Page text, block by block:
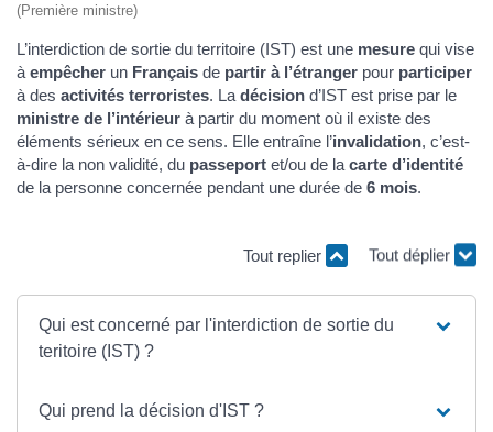
(Première ministre)
L’interdiction de sortie du territoire (IST) est une mesure qui vise
à empêcher un Français de partir à l’étranger pour participer
à des activités terroristes. La décision d’IST est prise par le
ministre de l’intérieur à partir du moment où il existe des
éléments sérieux en ce sens. Elle entraîne l’invalidation, c’est-
à-dire la non validité, du passeport et/ou de la carte d’identité
de la personne concernée pendant une durée de 6 mois.
Tout replier Tout déplier
Qui est concerné par l'interdiction de sortie du
teritoire (IST) ?
Qui prend la décision d'IST ?